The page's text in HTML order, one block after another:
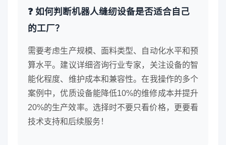
❓ 如何判断机器人缝纫设备是否适合自己
的工厂？
需要考虑生产规模、面料类型、自动化水平和预
算水平。建议详细咨询行业专家，关注设备的智
能化程度、维护成本和兼容性。在我操作的多个
案例中，优质设备能降低10%的维修成本并提升
20%的生产效率。选择时不要只看价格，更要看
技术支持和后续服务！